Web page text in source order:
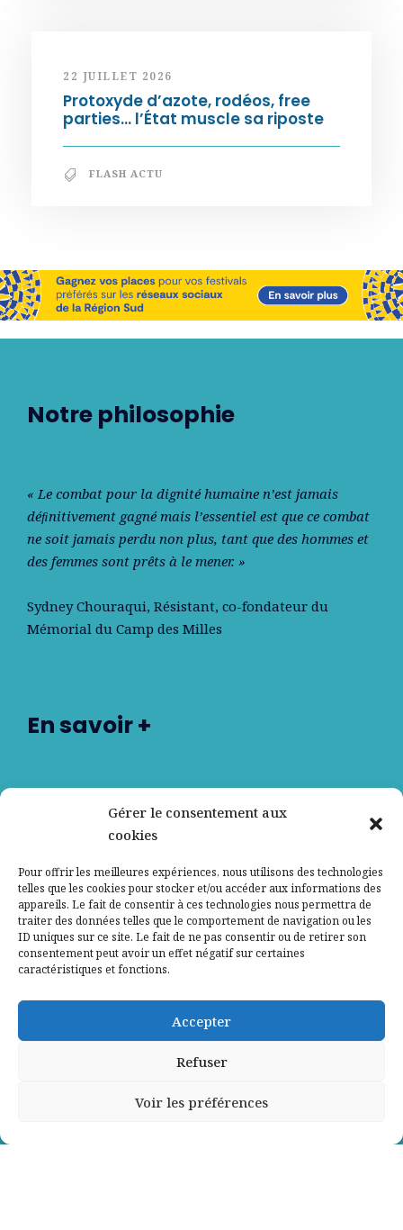
Gérer le consentement aux
cookies
Pour offrir les meilleures expériences, nous utilisons des technologies
telles que les cookies pour stocker et/ou accéder aux informations des
appareils. Le fait de consentir à ces technologies nous permettra de
traiter des données telles que le comportement de navigation ou les
ID uniques sur ce site. Le fait de ne pas consentir ou de retirer son
consentement peut avoir un effet négatif sur certaines
caractéristiques et fonctions.
Accepter
Refuser
Voir les préférences
22 JUILLET 2026
Protoxyde d’azote, rodéos, free
parties… l’État muscle sa riposte
FLASH ACTU
Notre philosophie
« Le combat pour la dignité humaine n’est jamais
déﬁnitivement gagné mais l’essentiel est que ce combat
ne soit jamais perdu non plus, tant que des hommes et
des femmes sont prêts à le mener. »
Sydney Chouraqui, Résistant, co-fondateur du
Mémorial du Camp des Milles
En savoir +
Contactez-nous
Mentions légales